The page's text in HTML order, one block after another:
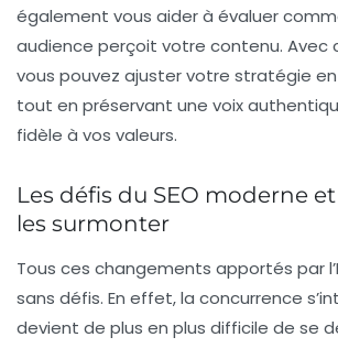
également vous aider à évaluer
audience perçoit votre contenu. Avec
vous pouvez ajuster votre stratégie
tout en préservant une voix
fidèle à vos valeurs.
Les défis du SEO moderne
les surmonter
Tous ces changements apportés par
sans défis. En effet, la concurrence
devient de plus en plus difficile de se